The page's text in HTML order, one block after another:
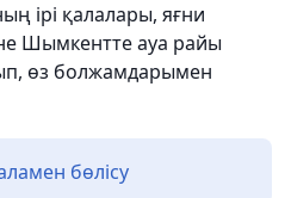
ірі қалалары, яғни
Шымкентте ауа райы
өз болжамдарымен
бөлісу